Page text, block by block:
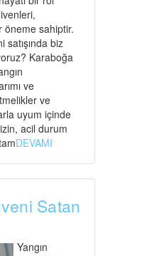
öneme sahiptir.
satışında biz
Karaboğa
ve
ve
uyum içinde
acil durum
DEVAMI
Satan
Yangın